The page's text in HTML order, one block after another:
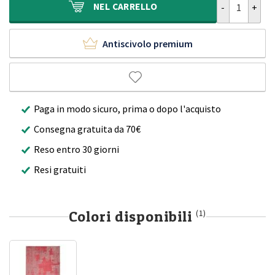
NEL CARRELLO
Antiscivolo premium
Paga in modo sicuro, prima o dopo l'acquisto
Consegna gratuita da 70€
Reso entro 30 giorni
Resi gratuiti
Colori disponibili (1)